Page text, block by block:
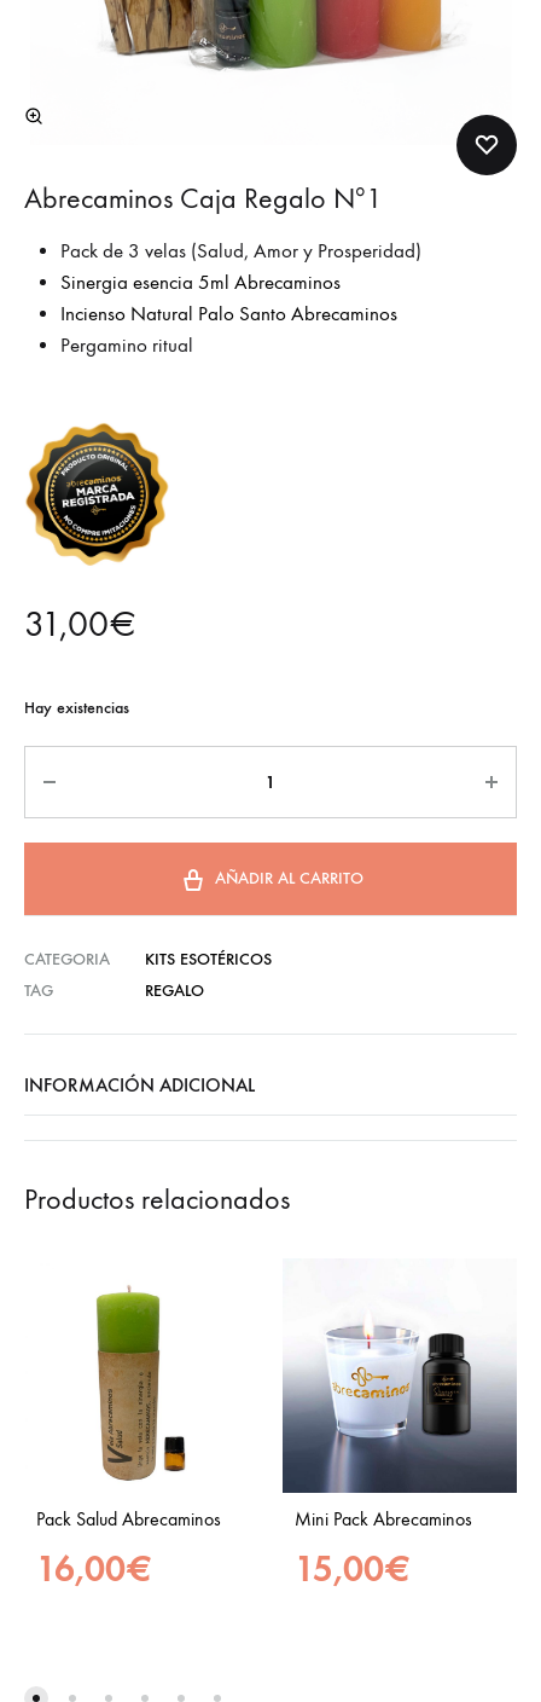
Abrecaminos Caja Regalo Nº1
Pack de 3 velas (Salud, Amor y Prosperidad)
Sinergia esencia 5ml Abrecaminos
Incienso Natural Palo Santo Abrecaminos
Pergamino ritual
31,00€
Hay existencias
AÑADIR AL CARRITO
CATEGORIA
KITS ESOTÉRICOS
TAG
REGALO
INFORMACIÓN ADICIONAL
Productos relacionados
Pack Salud Abrecaminos
16,00€
Mini Pack Abrecaminos
15,00€